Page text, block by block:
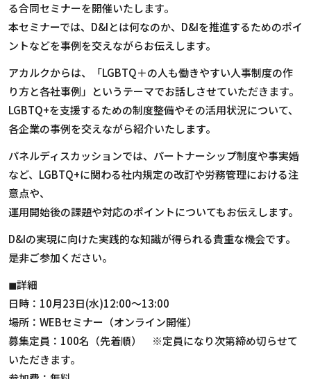
る合同セミナーを開催いたします。
本セミナーでは、D&Iとは何なのか、D&Iを推進するためのポイ
ントなどを事例を交えながらお伝えします。
アカルクからは、「LGBTQ＋の人も働きやすい人事制度の作
り方と各社事例」というテーマでお話しさせていただきます。
LGBTQ+を支援するための制度整備やその活用状況について、
各企業の事例を交えながら紹介いたします。
パネルディスカッションでは、パートナーシップ制度や事実婚
など、LGBTQ+に関わる社内規定の改訂や労務管理における注
意点や、
運用開始後の課題や対応のポイントについてもお伝えします。
D&Iの実現に向けた実践的な知識が得られる貴重な機会です。
是非ご参加ください。
◼︎詳細
日時：10月23日(水)12:00〜13:00
場所：WEBセミナー（オンライン開催）
募集定員：100名（先着順） ※定員になり次第締め切らせて
いただきます。